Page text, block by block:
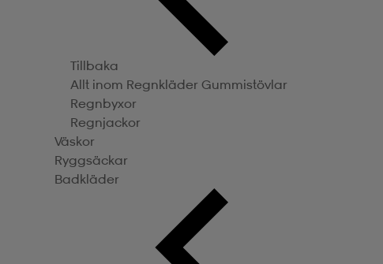
Tillbaka
Allt inom Regnkläder Gummistövlar
Regnbyxor
Regnjackor
Väskor
Ryggsäckar
Badkläder